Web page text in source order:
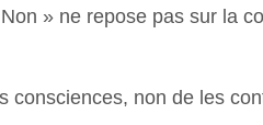
» ne repose pas sur la
consciences, non de les